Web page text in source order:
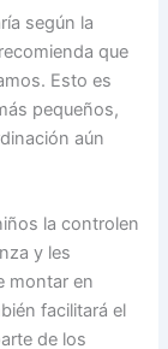
según la
que
Esto es
pequeños,
aún
la controlen
y les
montar en
facilitará el
de los